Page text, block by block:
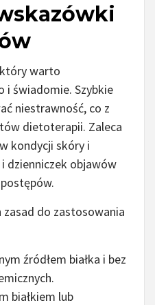
warto
i świadomie. Szybkie
niestrawność, co z
dietoterapii. Zaleca
kondycji skóry i
objawów
do zastosowania
źródłem białka i bez
białkiem lub